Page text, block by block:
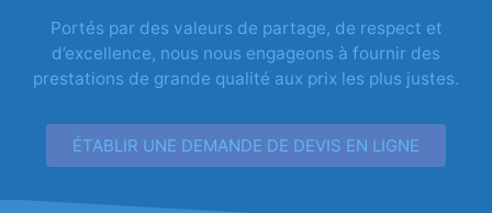
Portés par des valeurs de partage, de respect et
d’excellence, nous nous engageons à fournir des
prestations de grande qualité aux prix les plus justes.
ÉTABLIR UNE DEMANDE DE DEVIS EN LIGNE